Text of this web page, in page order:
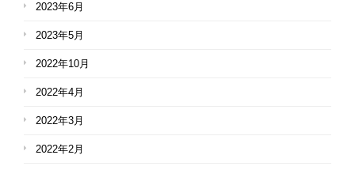
2023年6月
2023年5月
2022年10月
2022年4月
2022年3月
2022年2月